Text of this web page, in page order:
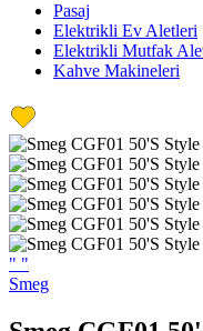
Pasaj
Elektrikli Ev Aletleri
Elektrikli Mutfak
Kahve Makineleri
" "
Smeg